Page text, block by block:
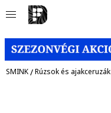
SMINK/Rúzsok és ajakceruzák